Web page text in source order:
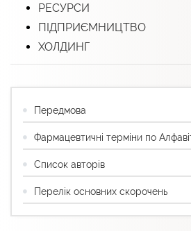
РЕСУРСИ
ПІДПРИЄМНИЦТВО
ХОЛДИНГ
Передмова
Фармацевтичні терміни по
Список авторів
Перелік основних скорочень